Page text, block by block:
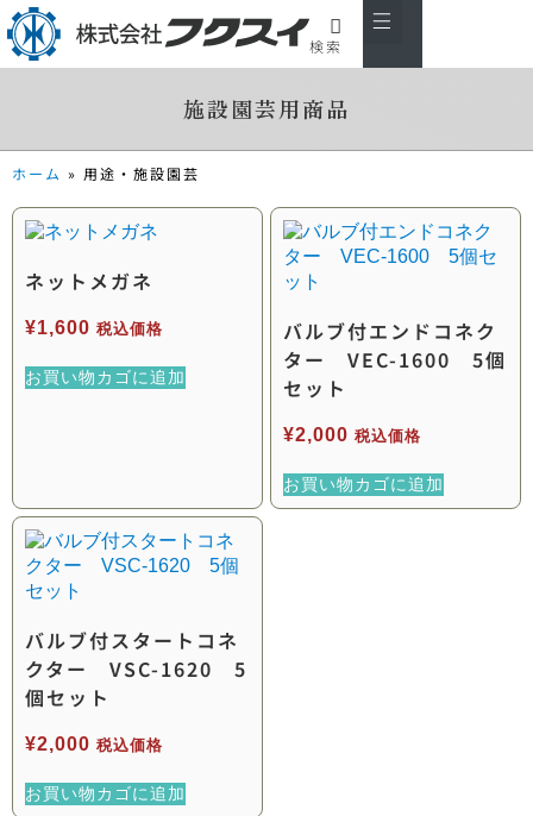
検索
施設園芸用商品
ホーム » 用途・施設園芸
ネットメガネ
¥1,600 税込価格
お買い物カゴに追加
バルブ付エンドコネク
ター VEC-1600 5個
セット
¥2,000 税込価格
お買い物カゴに追加
バルブ付スタートコネ
クター VSC-1620 5
個セット
¥2,000 税込価格
お買い物カゴに追加